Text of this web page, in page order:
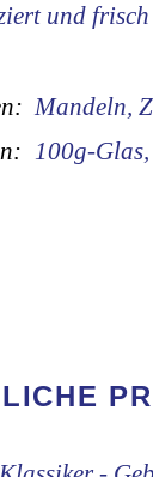
und
Mandeln,
100g-